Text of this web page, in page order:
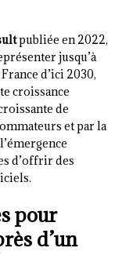
publiée en 2022,
jusqu’à
d’ici 2030,
croissance
de
et par la
d’offrir des
pour
d’un